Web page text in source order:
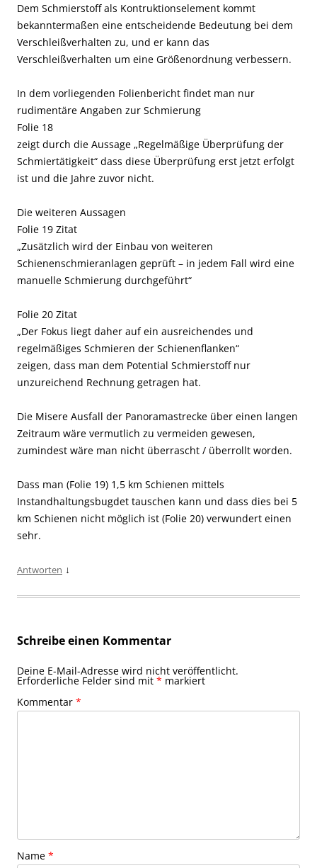
Dem Schmierstoff als Kontruktionselement kommt
bekanntermaßen eine entscheidende Bedeutung bei dem
Verschleißverhalten zu, und er kann das
Verschleißverhalten um eine Größenordnung verbessern.
In dem vorliegenden Folienbericht findet man nur
rudimentäre Angaben zur Schmierung
Folie 18
zeigt durch die Aussage „Regelmäßige Überprüfung der
Schmiertätigkeit“ dass diese Überprüfung erst jetzt erfolgt
ist und die Jahre zuvor nicht.
Die weiteren Aussagen
Folie 19 Zitat
„Zusätzlich wird der Einbau von weiteren
Schienenschmieranlagen geprüft – in jedem Fall wird eine
manuelle Schmierung durchgeführt“
Folie 20 Zitat
„Der Fokus liegt daher auf ein ausreichendes und
regelmäßiges Schmieren der Schienenflanken“
zeigen, dass man dem Potential Schmierstoff nur
unzureichend Rechnung getragen hat.
Die Misere Ausfall der Panoramastrecke über einen langen
Zeitraum wäre vermutlich zu vermeiden gewesen,
zumindest wäre man nicht überrascht / überrollt worden.
Dass man (Folie 19) 1,5 km Schienen mittels
Instandhaltungsbugdet tauschen kann und dass dies bei 5
km Schienen nicht möglich ist (Folie 20) verwundert einen
sehr.
Antworten ↓
Schreibe einen Kommentar
Deine E-Mail-Adresse wird nicht veröffentlicht.
Erforderliche Felder sind mit * markiert
Kommentar *
Name *